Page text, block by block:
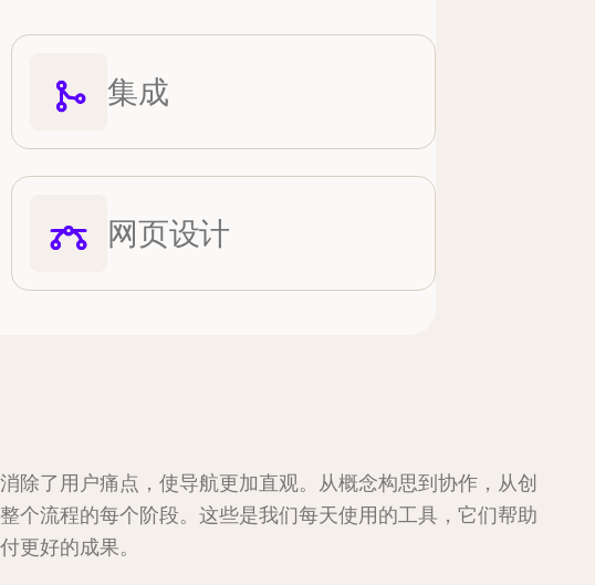
集成
网页设计
除了用户痛点，使导航更加直观。从概念构思到协作，从创
个流程的每个阶段。这些是我们每天使用的工具，它们帮助
更好的成果。